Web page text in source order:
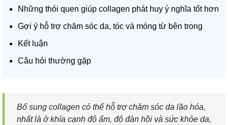
Những thói quen giúp collagen phát huy ý nghĩa tốt hơn
Gợi ý hỗ trợ chăm sóc da, tóc và móng từ bên trong
Kết luận
Câu hỏi thường gặp
Bổ sung collagen có thể hỗ trợ chăm sóc da lão hóa,
nhất là ở khía cạnh độ ẩm, độ đàn hồi và sức khỏe da,